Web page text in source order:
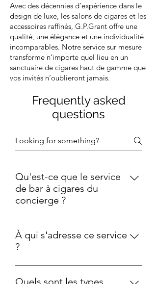
Avec des décennies d’expérience dans le
design de luxe, les salons de cigares et les
accessoires raffinés, G.P.Grant offre une
qualité, une élégance et une individualité
incomparables. Notre service sur mesure
transforme n’importe quel lieu en un
sanctuaire de cigares haut de gamme que
vos invités n’oublieront jamais.
Frequently asked
questions
Qu'est-ce que le service
de bar à cigares du
concierge ?
C’est une expérience de cigare haut
de gamme conçue pour des
événements exclusifs, avec des
sélectionnés, un service d’experts et
une présentation raffinée. Nous
À qui s'adresse ce service
?
Parfait pour les mariages, les
événements d’entreprise, les
Quels sont les types